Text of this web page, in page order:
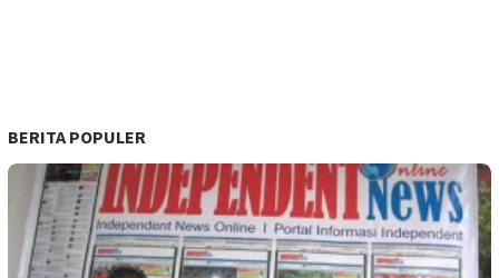
BERITA POPULER